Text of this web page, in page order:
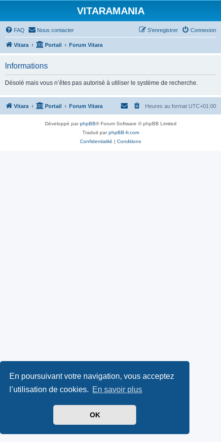
En poursuivant votre navigation, vous acceptez
l’utilisation de cookies. En savoir plus
OK
VITARAMANIA
FAQ Nous contacter Connexion
S’enregistrer
Vitara Portail Forum Vitara
Informations
Désolé mais vous n’êtes pas autorisé à utiliser le système de recherche.
Vitara Portail Forum Vitara Heures au format UTC+01:00
Développé parphpBB® Forum Software © phpBB Limited
Traduit parphpBB-fr.com
Confidentialité | Conditions